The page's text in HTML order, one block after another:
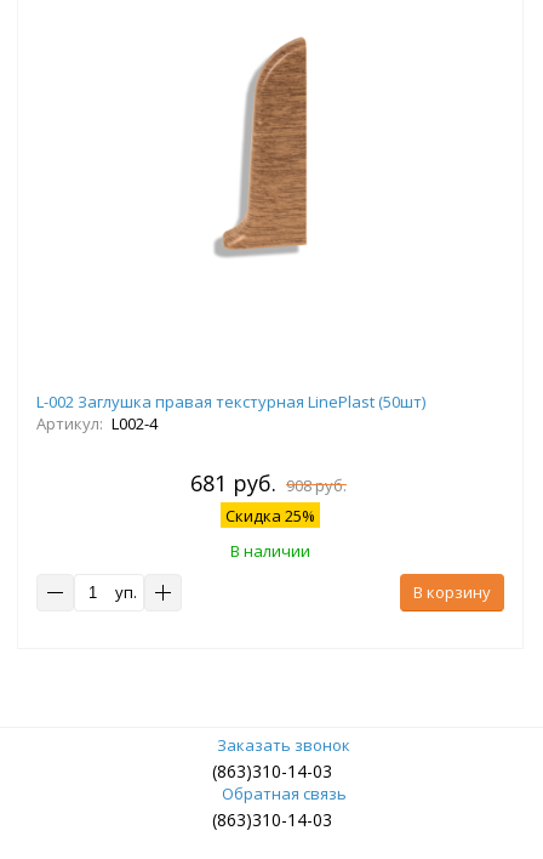
L-002 Заглушка правая текстурная LinePlast (50шт)
Артикул: L002-4
681 руб. 908 руб.
Скидка 25%
В наличии
уп.
В корзину
Заказать звонок
(863)310-14-03
Обратная связь
(863)310-14-03